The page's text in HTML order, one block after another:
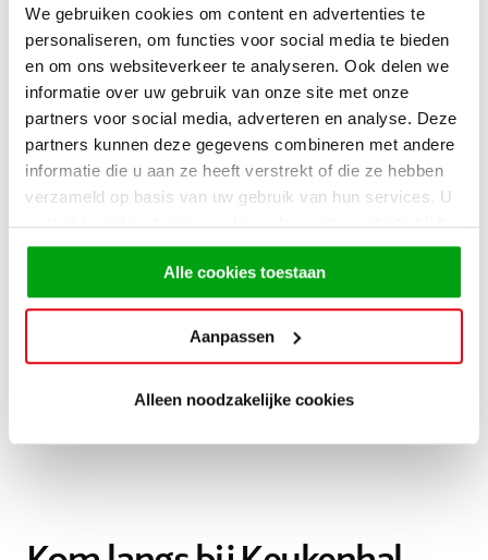
We gebruiken cookies om content en advertenties te
personaliseren, om functies voor social media te bieden
en om ons websiteverkeer te analyseren. Ook delen we
informatie over uw gebruik van onze site met onze
partners voor social media, adverteren en analyse. Deze
partners kunnen deze gegevens combineren met andere
informatie die u aan ze heeft verstrekt of die ze hebben
verzameld op basis van uw gebruik van hun services. U
gaat akkoord met onze cookies als u onze website blijft
gebruiken.
Alle cookies toestaan
Aanpassen
Alleen noodzakelijke cookies
Moderne eilandkeukens zijn erg gewild. Een keuken met een
kookeiland is ideaal om tegelijkertijd met verschillende
mensen te koken. Zo ontstaat er meer bergruimte en meer
ruimte om te werken dan in een keuken zonder eiland. Onze
designs zijn strak en minimalistisch, gekenmerkt door
greeploze lades en een neutraal kleurenpalet van wit, zwart,
lichtgrijs en zacht beige. Deze keukens zijn niet alleen een
gezelligheid en functionaliteit samenkomen.